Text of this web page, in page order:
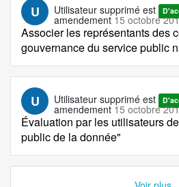
U Utilisateur supprimé est
amendement 15 octobre
Associer les représentants des
gouvernance du service public
U Utilisateur supprimé est
amendement 15 octobre
Évaluation par les utilisateurs
public de la donnée"